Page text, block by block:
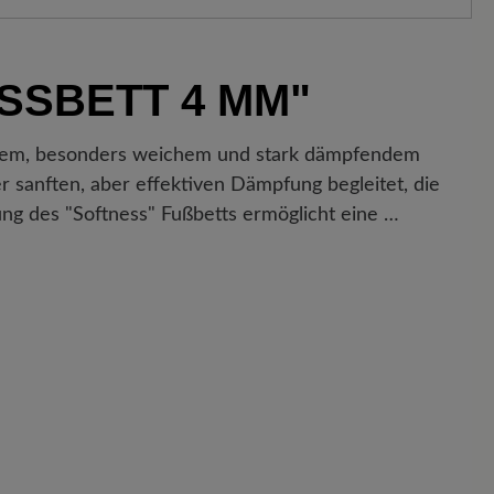
Mit der beigefügten
nachverfolgen, wo sich Ihr neues BÄR
4 MM"
besonders weichem und stark dämpfendem
sanften, aber effektiven Dämpfung begleitet, die
des "Softness" Fußbetts ermöglicht eine …